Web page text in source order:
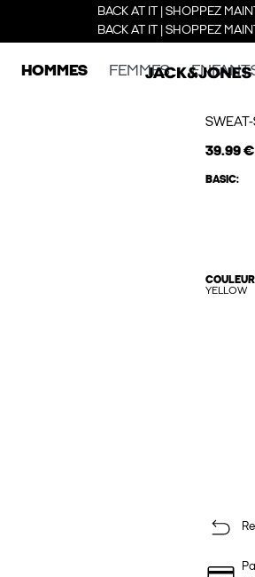
BACK AT IT | SHOPPEZ
BACK AT IT | SHOPPEZ
HOMMES FEMMES
SWEAT-
39.99 €
BASIC:
YELLOW